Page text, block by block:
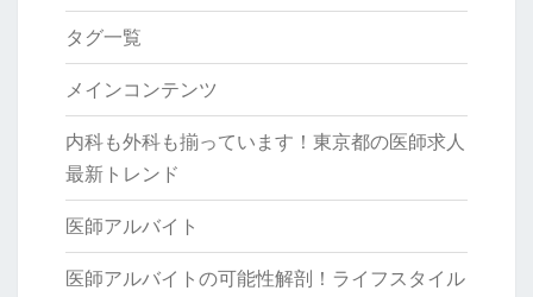
タグ一覧
メインコンテンツ
内科も外科も揃っています！東京都の医師求人
最新トレンド
医師アルバイト
医師アルバイトの可能性解剖！ライフスタイル